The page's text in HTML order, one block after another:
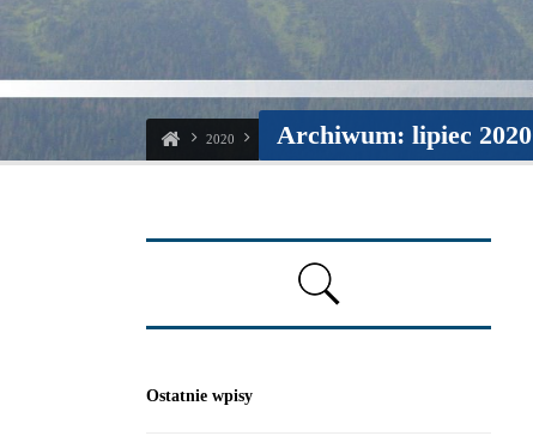
2020 Archiwum: lipiec 2020
Ostatnie wpisy